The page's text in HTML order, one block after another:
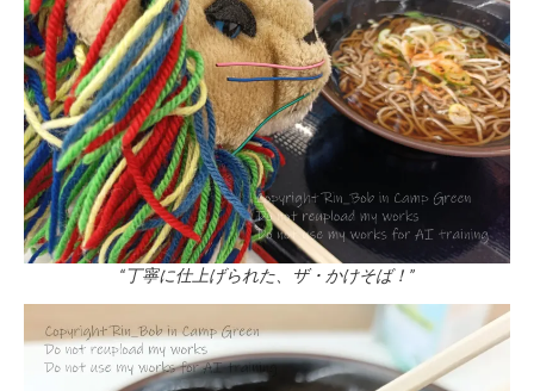
“丁寧に仕上げられた、ザ・かけそば！”